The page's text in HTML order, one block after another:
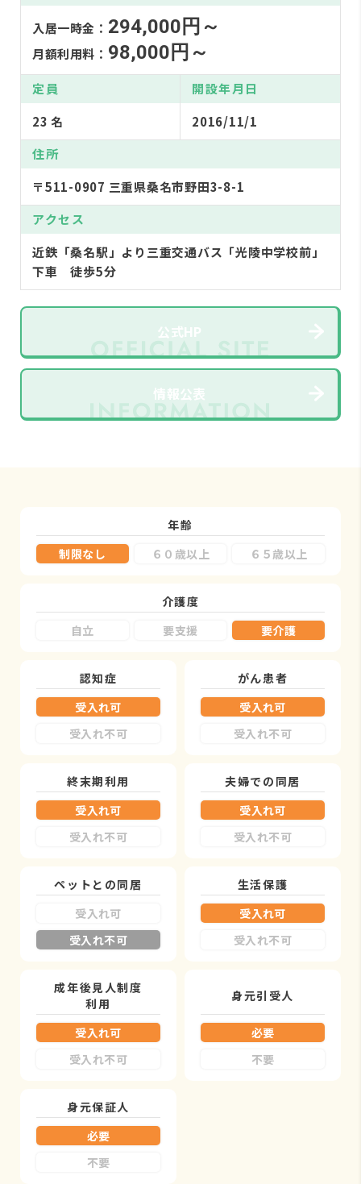
入居一時金： 294,000円～
月額利用料： 98,000円～
定員
23 名
開設年月日
2016/11/1
住所
〒511-0907 三重県桑名市野田3-8-1
アクセス
近鉄「桑名駅」より三重交通バス「光陵中学校前」
下車 徒歩5分
公式HP
情報公表
年齢
制限なし
６０歳以上 ６５歳以上
介護度
自立
要支援 要介護
認知症
受入れ可
受入れ不可
がん患者
受入れ可
受入れ不可
終末期利用
受入れ可
受入れ不可
夫婦での同居
受入れ可
受入れ不可
ペットとの同居
受入れ可
受入れ不可
生活保護
受入れ可
受入れ不可
成年後見人制度
利用
受入れ可
受入れ不可
身元引受人
必要
不要
身元保証人
必要
不要